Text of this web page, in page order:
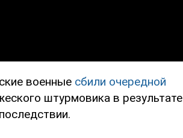
военные сбили очередной
штурмовика в результате